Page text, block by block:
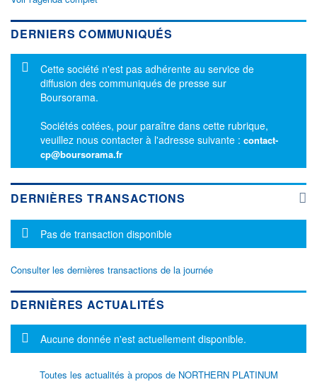
DERNIERS COMMUNIQUÉS
Message d'information
Cette société n'est pas adhérente au service de
diffusion des communiqués de presse sur
Boursorama.
Sociétés cotées, pour paraître dans cette rubrique,
veuillez nous contacter à l'adresse suivante : contact-
cp@boursorama.fr
DERNIÈRES TRANSACTIONS
Message d'information
Pas de transaction disponible
Consulter les dernières transactions de la journée
DERNIÈRES ACTUALITÉS
Message d'information
Aucune donnée n'est actuellement disponible.
Toutes les actualités à propos de NORTHERN PLATINUM